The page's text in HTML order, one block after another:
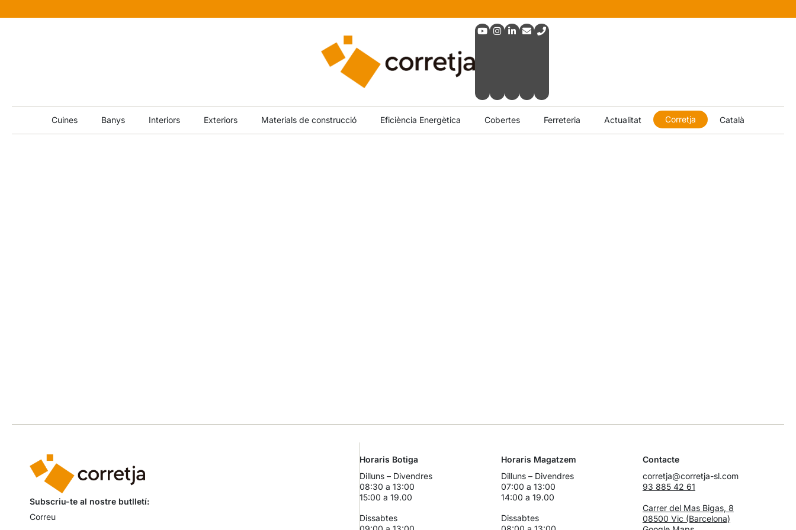
Cuines Banys Interiors Exteriors Materials de construcció Eficiència Energètica Cobertes Ferreteria Actualitat Corretja Català
Subscriu-te al nostre butlletí:
Horaris Botiga
Dilluns – Divendres
08:30 a 13:00
15:00 a 19.00
Dissabtes
Horaris Magatzem
Dilluns – Divendres
07:00 a 13:00
14:00 a 19.00
Dissabtes
Contacte
corretja@corretja-sl.com
93 885 42 61
Carrer del Mas Bigas, 8
08500 Vic (Barcelona)